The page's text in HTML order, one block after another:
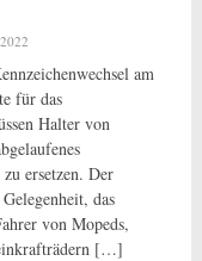
am
für das
Halter von
ersetzen. Der
das
von Mopeds,
[…]